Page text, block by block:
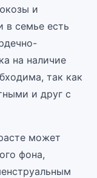
и
в семье есть
на наличие
так как
и друг с
может
фона,